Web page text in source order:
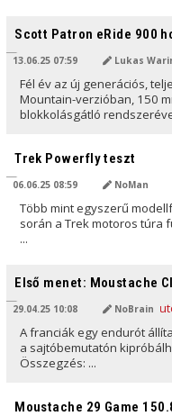
Scott Patron eRide 900
13.06.25 07:59 Lukas
Fél év az új generációs,
Mountain-verzióban, 150
blokkolásgátló
Trek Powerfly teszt
06.06.25 08:59 NoMan
Több mint egyszerű
során a Trek motoros túra
...
Első menet: Moustache
29.04.25 10:08 NoBrain
A franciák egy endurót
a sajtóbemutatón
Összegzés: ...
Moustache 29 Game